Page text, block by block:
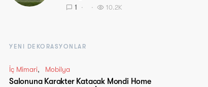
1 10.2K
YENI DEKORASYONLAR
İç Mimari Mobilya
Salonuna Karakter Katacak Mondi Home